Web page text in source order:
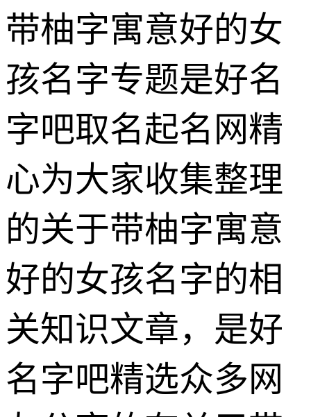
带柚字寓意好的女
孩名字专题是好名
字吧取名起名网精
心为大家收集整理
的关于带柚字寓意
好的女孩名字的相
关知识文章，是好
名字吧精选众多网